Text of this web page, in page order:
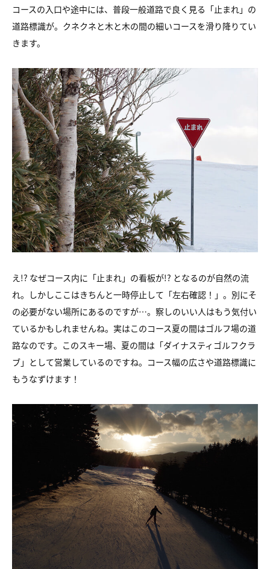
コースの入口や途中には、普段一般道路で良く見る「止まれ」の
道路標識が。クネクネと木と木の間の細いコースを滑り降りてい
きます。
え!? なぜコース内に「止まれ」の看板が!? となるのが自然の流
れ。しかしここはきちんと一時停止して「左右確認！」。別にそ
の必要がない場所にあるのですが…。察しのいい人はもう気付い
ているかもしれませんね。実はこのコース夏の間はゴルフ場の道
路なのです。このスキー場、夏の間は「ダイナスティゴルフクラ
ブ」として営業しているのですね。コース幅の広さや道路標識に
もうなずけます！